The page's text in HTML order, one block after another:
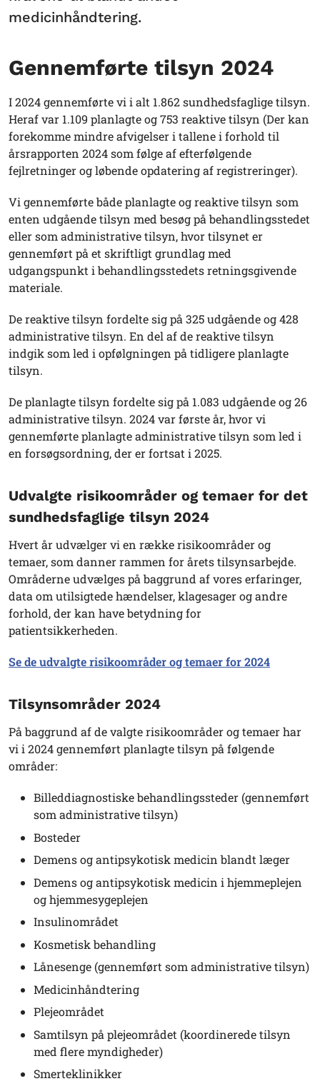
medicinhåndtering.
Gennemførte tilsyn 2024
I 2024 gennemførte vi i alt 1.862 sundhedsfaglige tilsyn.
Heraf var 1.109 planlagte og 753 reaktive tilsyn (Der kan
forekomme mindre afvigelser i tallene i forhold til
årsrapporten 2024 som følge af efterfølgende
fejlretninger og løbende opdatering af registreringer).
Vi gennemførte både planlagte og reaktive tilsyn som
enten udgående tilsyn med besøg på behandlingsstedet
eller som administrative tilsyn, hvor tilsynet er
gennemført på et skriftligt grundlag med
udgangspunkt i behandlingsstedets retningsgivende
materiale.
De reaktive tilsyn fordelte sig på 325 udgående og 428
administrative tilsyn. En del af de reaktive tilsyn
indgik som led i opfølgningen på tidligere planlagte
tilsyn.
De planlagte tilsyn fordelte sig på 1.083 udgående og 26
administrative tilsyn. 2024 var første år, hvor vi
gennemførte planlagte administrative tilsyn som led i
en forsøgsordning, der er fortsat i 2025.
Udvalgte risikoområder og temaer for det
sundhedsfaglige tilsyn 2024
Hvert år udvælger vi en række risikoområder og
temaer, som danner rammen for årets tilsynsarbejde.
Områderne udvælges på baggrund af vores erfaringer,
data om utilsigtede hændelser, klagesager og andre
forhold, der kan have betydning for
patientsikkerheden.
Se de udvalgte risikoområder og temaer for 2024
Tilsynsområder 2024
På baggrund af de valgte risikoområder og temaer har
vi i 2024 gennemført planlagte tilsyn på følgende
områder:
Billeddiagnostiske behandlingssteder (gennemført
som administrative tilsyn)
Bosteder
Demens og antipsykotisk medicin blandt læger
Demens og antipsykotisk medicin i hjemmeplejen
og hjemmesygeplejen
Insulinområdet
Kosmetisk behandling
Lånesenge (gennemført som administrative tilsyn)
Medicinhåndtering
Plejeområdet
Samtilsyn på plejeområdet (koordinerede tilsyn
med flere myndigheder)
Smerteklinikker